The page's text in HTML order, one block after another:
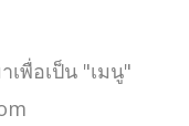
พื่อเป็น "เมนู"